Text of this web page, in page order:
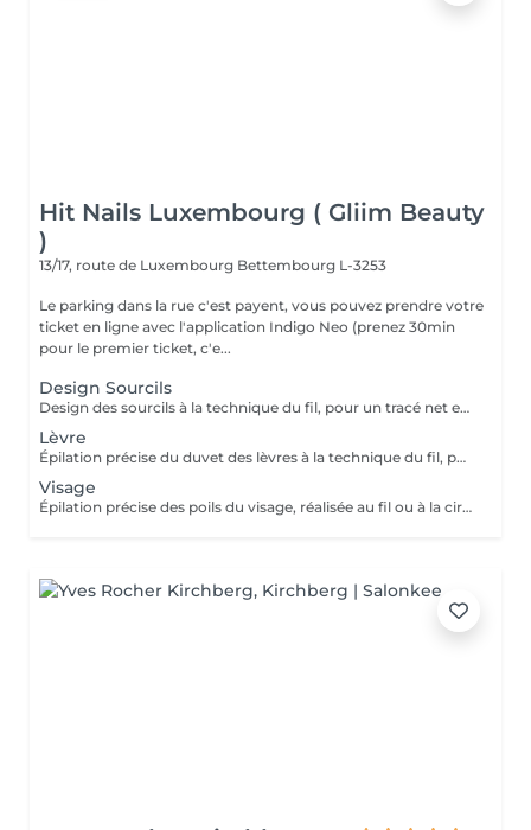
Hit Nails Luxembourg ( Gliim Beauty
)
13/17, route de Luxembourg Bettembourg L-3253
Le parking dans la rue c'est payent, vous pouvez prendre votre
ticket en ligne avec l'application Indigo Neo (prenez 30min
pour le premier ticket, c'e...
Design Sourcils
Design des sourcils à la technique du fil, pour un tracé net et harmonieux. Le service comprend la définition de la forme adaptée à votre visage, pour un résultat naturel et parfaitement structuré.
Lèvre
Épilation précise du duvet des lèvres à la technique du fil, pour un contour net et lisse. Le service assure un résultat délicat, confortable et parfaitement soigné.
Visage
Épilation précise des poils du visage, réalisée au fil ou à la cire, pour un teint net et lisse. Le service inclut la préparation et le soin de la peau, assurant un résultat confortable, soigné et durable.